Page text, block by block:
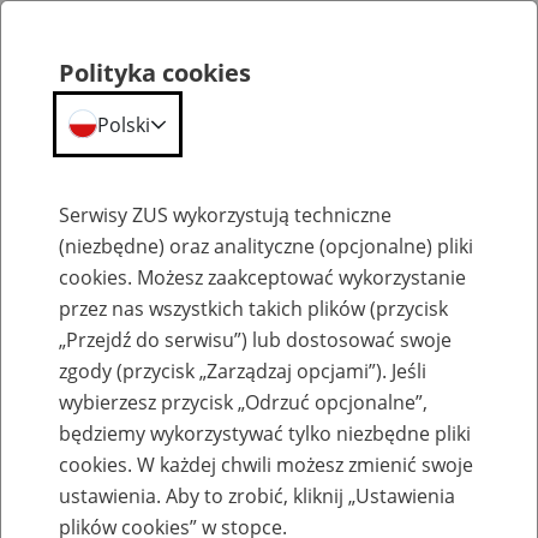
Aktualności
Osoby z orzeczeniem o umiarkowanym lub
znacznym stopniu niepełnosprawności,
Polityka cookies
Polski
Serwisy ZUS wykorzystują techniczne
(niezbędne) oraz analityczne (opcjonalne) pliki
cookies. Możesz zaakceptować wykorzystanie
przez nas wszystkich takich plików (przycisk
„Przejdź do serwisu”) lub dostosować swoje
zgody (przycisk „Zarządzaj opcjami”). Jeśli
wybierzesz przycisk „Odrzuć opcjonalne”,
będziemy wykorzystywać tylko niezbędne pliki
cookies. W każdej chwili możesz zmienić swoje
ustawienia. Aby to zrobić, kliknij „Ustawienia
plików cookies” w stopce.